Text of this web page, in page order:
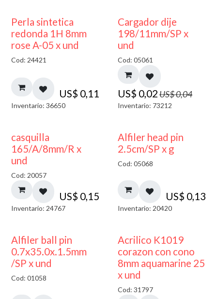
Perla sintetica
redonda 1H 8mm
rose A-05 x und
Cod: 24421
US$ 0,11
Inventario: 36650
50% DESCUENTO
Cargador dije
198/11mm/SP x
und
Cod: 05061
US$ 0,02US$0,04
Inventario: 73212
casquilla
165/A/8mm/R x
und
Cod: 20057
US$ 0,15
Inventario: 24767
Alfiler head pin
2.5cm/SP x g
Cod: 05068
US$ 0,13
Inventario: 20420
Alfiler ball pin
0.7x35.0x.1.5mm
/SP x und
Cod: 01058
Acrilico K1019
corazon con cono
8mm aquamarine 25
x und
Cod: 31797